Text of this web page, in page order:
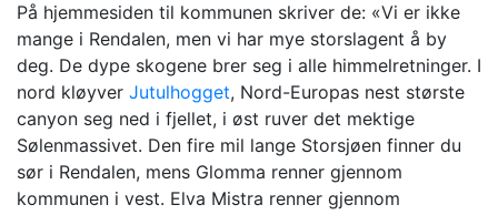
På hjemmesiden til kommunen skriver de: «Vi er ikke
mange i Rendalen, men vi har mye storslagent å by
deg. De dype skogene brer seg i alle himmelretninger. I
nord kløyver Jutulhogget, Nord-Europas nest største
canyon seg ned i fjellet, i øst ruver det mektige
Sølenmassivet. Den fire mil lange Storsjøen finner du
sør i Rendalen, mens Glomma renner gjennom
kommunen i vest. Elva Mistra renner gjennom